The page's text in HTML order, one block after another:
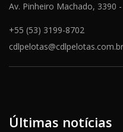
Av. Pinheiro Machado, 3390
+55 (53) 3199-8702
cdlpelotas@cdlpelotas.com.br
Últimas notícias